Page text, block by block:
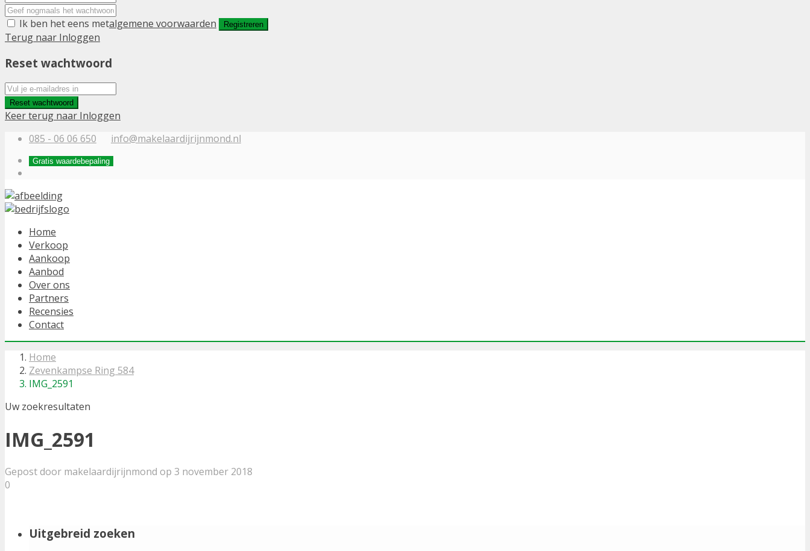
Ik ben het eens metalgemene voorwaarden Registreren
Terug naar Inloggen
Reset wachtwoord
Reset wachtwoord
Keer terug naar Inloggen
085 - 06 06 650
info@makelaardijrijnmond.nl
Gratis waardebepaling
Home
Verkoop
Aankoop
Aanbod
Over ons
Partners
Recensies
Contact
Home
Zevenkampse Ring 584
IMG_2591
Uw zoekresultaten
IMG_2591
Gepost door makelaardijrijnmond op 3 november 2018
0
Uitgebreid zoeken